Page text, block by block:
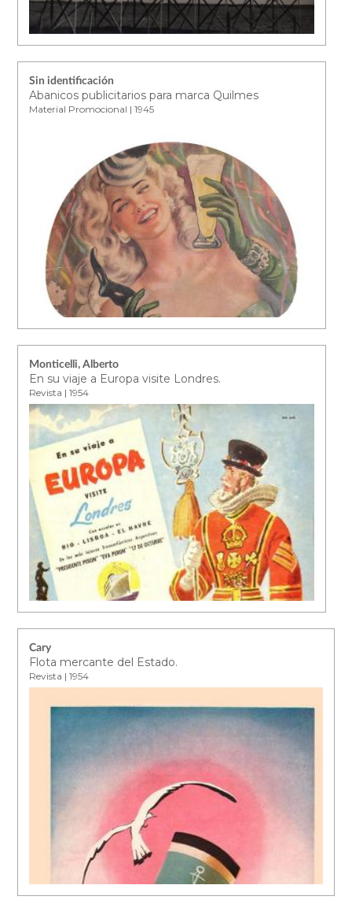
Sin identificación
Abanicos publicitarios para marca Quilmes
Material Promocional | 1945
Monticelli, Alberto
En su viaje a Europa visite Londres.
Revista | 1954
Cary
Flota mercante del Estado.
Revista | 1954